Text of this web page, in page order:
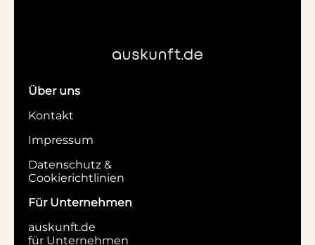
Über uns
Kontakt
Impressum
Datenschutz &
Cookierichtlinien
Für Unternehmen
auskunft.de
für Unternehmen